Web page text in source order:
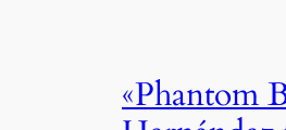
«Phantom